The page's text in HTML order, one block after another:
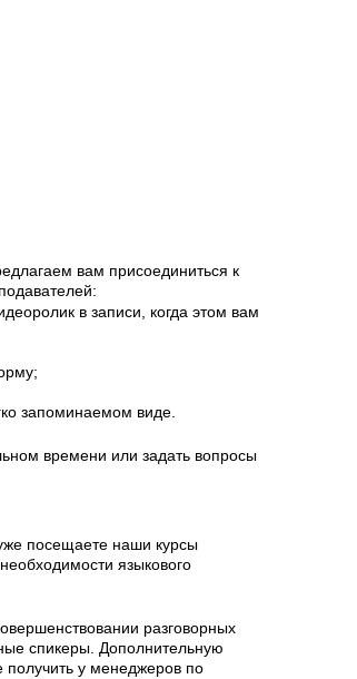
вам присоединиться к
в записи, когда этом вам
запоминаемом виде.
времени или задать вопросы
посещаете наши курсы
языкового
разговорных
спикеры. Дополнительную
у менеджеров по